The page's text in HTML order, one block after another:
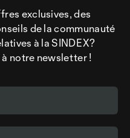
exclusives, des
de la communauté
à la SINDEX?
notre newsletter !